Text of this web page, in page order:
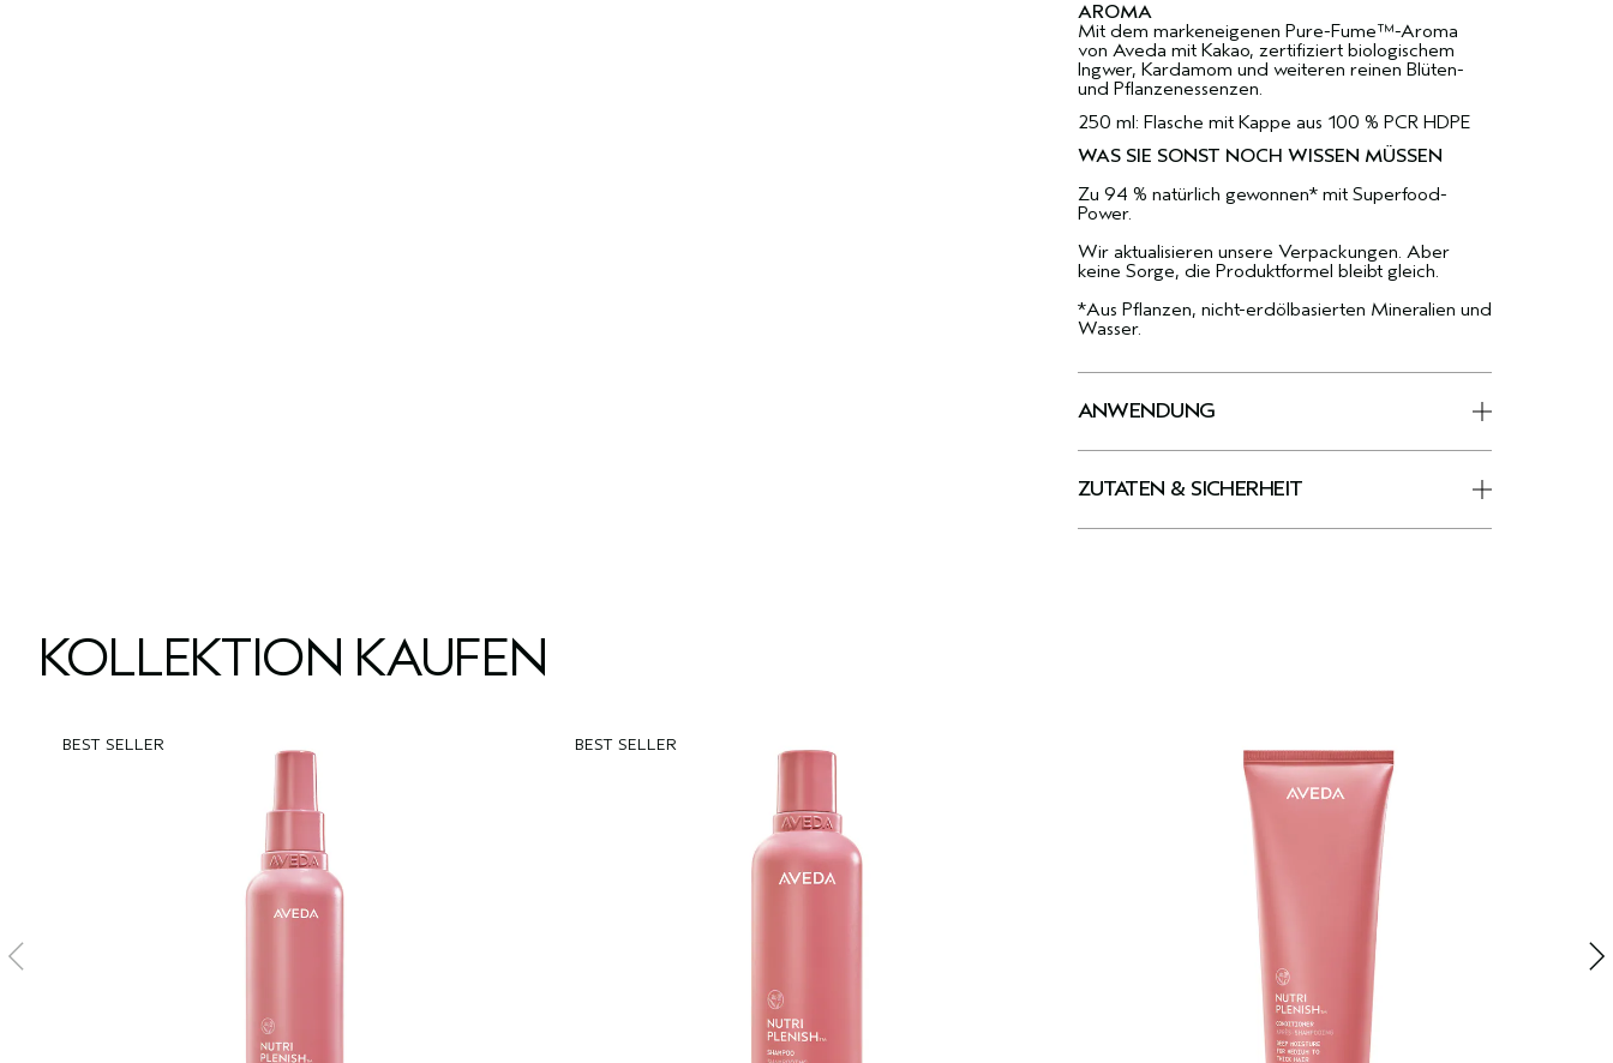
AROMA
Mit dem markeneigenen Pure-Fume™-Aroma
von Aveda mit Kakao, zertifiziert biologischem
Ingwer, Kardamom und weiteren reinen Blüten-
und Pflanzenessenzen.
250 ml: Flasche mit Kappe aus 100 % PCR HDPE
WAS SIE SONST NOCH WISSEN MÜSSEN
Zu 94 % natürlich gewonnen* mit Superfood-
Power.
Wir aktualisieren unsere Verpackungen. Aber
keine Sorge, die Produktformel bleibt gleich.
*Aus Pflanzen, nicht-erdölbasierten Mineralien und
Wasser.
ANWENDUNG
ZUTATEN & SICHERHEIT
KOLLEKTION KAUFEN
BEST SELLER BEST SELLER